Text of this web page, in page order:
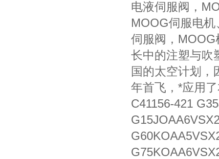
电液伺服阀，
MOOG伺服电
伺服阀，
长中的注塑与吹
国的太空计划，
年首飞，*应用
C41156-421